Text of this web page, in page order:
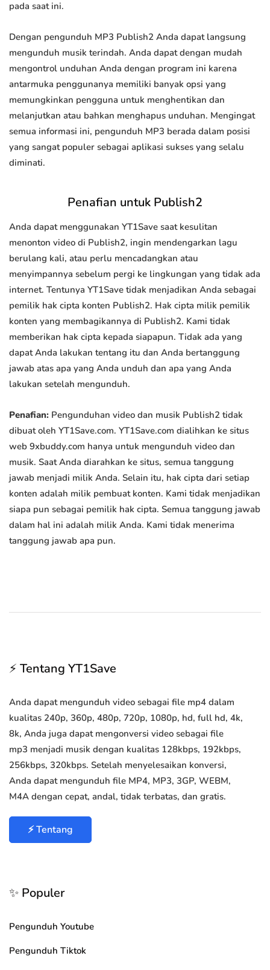
pada saat ini.
Dengan pengunduh MP3 Publish2 Anda dapat langsung
mengunduh musik terindah. Anda dapat dengan mudah
mengontrol unduhan Anda dengan program ini karena
antarmuka penggunanya memiliki banyak opsi yang
memungkinkan pengguna untuk menghentikan dan
melanjutkan atau bahkan menghapus unduhan. Mengingat
semua informasi ini, pengunduh MP3 berada dalam posisi
yang sangat populer sebagai aplikasi sukses yang selalu
diminati.
Penafian untuk Publish2
Anda dapat menggunakan YT1Save saat kesulitan
menonton video di Publish2, ingin mendengarkan lagu
berulang kali, atau perlu mencadangkan atau
menyimpannya sebelum pergi ke lingkungan yang tidak ada
internet. Tentunya YT1Save tidak menjadikan Anda sebagai
pemilik hak cipta konten Publish2. Hak cipta milik pemilik
konten yang membagikannya di Publish2. Kami tidak
memberikan hak cipta kepada siapapun. Tidak ada yang
dapat Anda lakukan tentang itu dan Anda bertanggung
jawab atas apa yang Anda unduh dan apa yang Anda
lakukan setelah mengunduh.
Penafian: Pengunduhan video dan musik Publish2 tidak
dibuat oleh YT1Save.com. YT1Save.com dialihkan ke situs
web 9xbuddy.com hanya untuk mengunduh video dan
musik. Saat Anda diarahkan ke situs, semua tanggung
jawab menjadi milik Anda. Selain itu, hak cipta dari setiap
konten adalah milik pembuat konten. Kami tidak menjadikan
siapa pun sebagai pemilik hak cipta. Semua tanggung jawab
dalam hal ini adalah milik Anda. Kami tidak menerima
tanggung jawab apa pun.
⚡ Tentang YT1Save
Anda dapat mengunduh video sebagai file mp4 dalam
kualitas 240p, 360p, 480p, 720p, 1080p, hd, full hd, 4k,
8k, Anda juga dapat mengonversi video sebagai file
mp3 menjadi musik dengan kualitas 128kbps, 192kbps,
256kbps, 320kbps. Setelah menyelesaikan konversi,
Anda dapat mengunduh file MP4, MP3, 3GP, WEBM,
M4A dengan cepat, andal, tidak terbatas, dan gratis.
⚡ Tentang
✨ Populer
Pengunduh Youtube
Pengunduh Tiktok